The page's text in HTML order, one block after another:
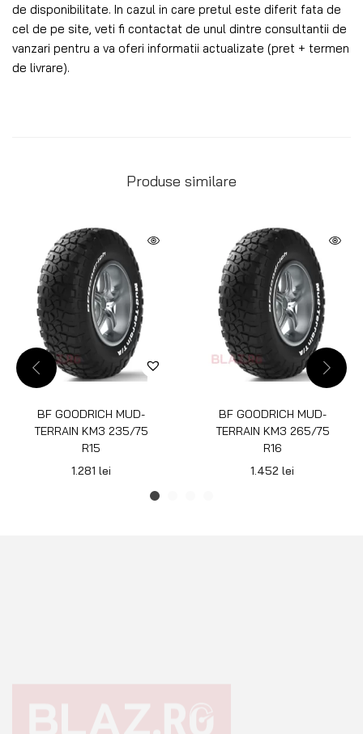
de disponibilitate. In cazul in care pretul este diferit fata de
cel de pe site, veti fi contactat de unul dintre consultantii de
vanzari pentru a va oferi informatii actualizate (pret + termen
de livrare).
Produse similare
BF GOODRICH MUD-
TERRAIN KM3 235/75
R15
1.281 lei
BF GOODRICH MUD-
TERRAIN KM3 265/75
R16
1.452 lei